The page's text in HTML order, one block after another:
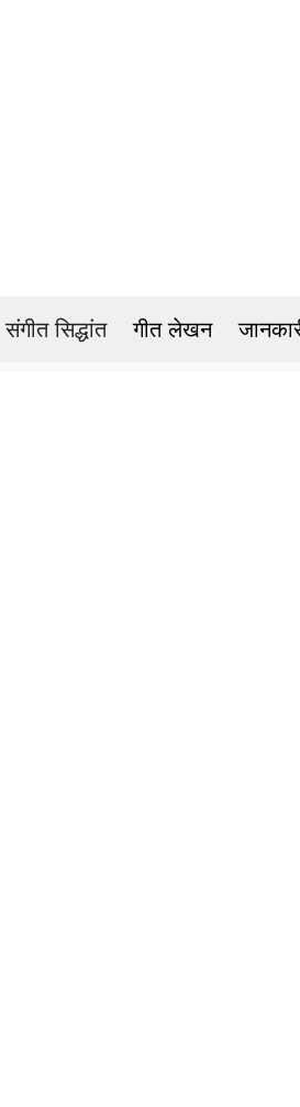
संगीत सिद्धांत गीत लेखन